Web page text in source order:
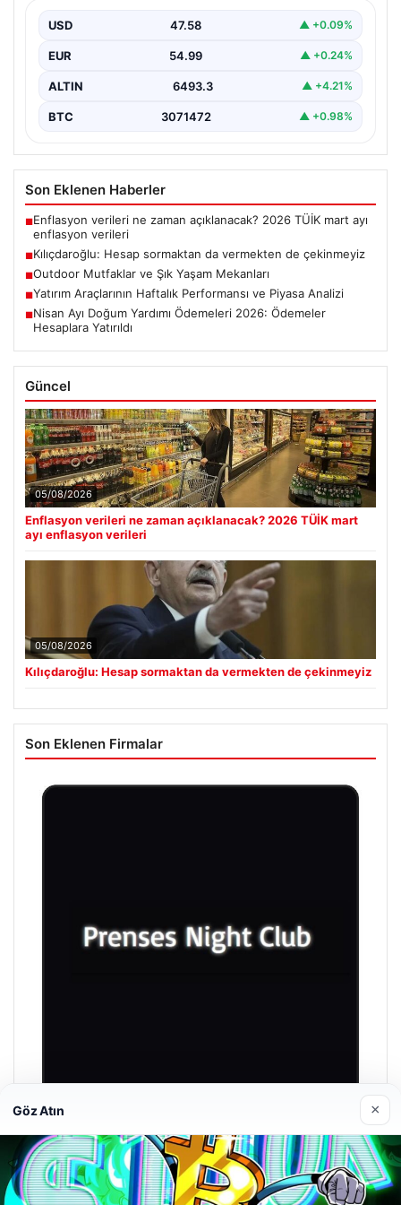
USD 47.58 ▲ +0.09%
EUR 54.99 ▲ +0.24%
ALTIN 6493.3 ▲ +4.21%
BTC 3071472 ▲ +0.98%
Son Eklenen Haberler
■Enflasyon verileri ne zaman açıklanacak? 2026 TÜİK mart ayı
enflasyon verileri
■Kılıçdaroğlu: Hesap sormaktan da vermekten de çekinmeyiz
■Outdoor Mutfaklar ve Şık Yaşam Mekanları
■Yatırım Araçlarının Haftalık Performansı ve Piyasa Analizi
■Nisan Ayı Doğum Yardımı Ödemeleri 2026: Ödemeler
Hesaplara Yatırıldı
Güncel
05/08/2026
Enflasyon verileri ne zaman açıklanacak? 2026 TÜİK mart
ayı enflasyon verileri
05/08/2026
Kılıçdaroğlu: Hesap sormaktan da vermekten de çekinmeyiz
Son Eklenen Firmalar
Prenses Night Club
29/04/2026
Göz Atın ×